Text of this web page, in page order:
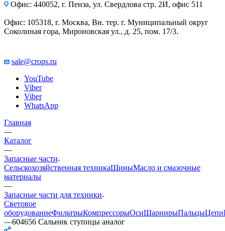
Офис: 440052, г. Пенза, ул. Свердлова стр. 2И, офис 511
Офис: 105318, г. Москва, Вн. тер. г. Муниципальный округ
Соколиная гора, Мироновская ул., д. 25, пом. 17/3.
sale@crops.ru
YouTube
Viber
Viber
WhatsApp
Главная
—
Каталог
—
Запасные части
Сельскохозяйственная техникаШиныМасло и смазочные
материалы
—
Запасные части для техники
Световое
оборудованиеФильтрыКомпрессорыОсиШарнирыПальцыЦепи
—604656 Сальник ступицы аналог